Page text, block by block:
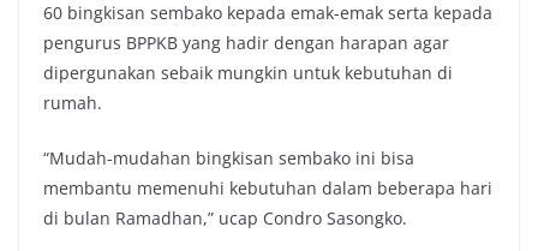
60 bingkisan sembako kepada emak-emak serta kepada
pengurus BPPKB yang hadir dengan harapan agar
dipergunakan sebaik mungkin untuk kebutuhan di
rumah.
“Mudah-mudahan bingkisan sembako ini bisa
membantu memenuhi kebutuhan dalam beberapa hari
di bulan Ramadhan,” ucap Condro Sasongko.